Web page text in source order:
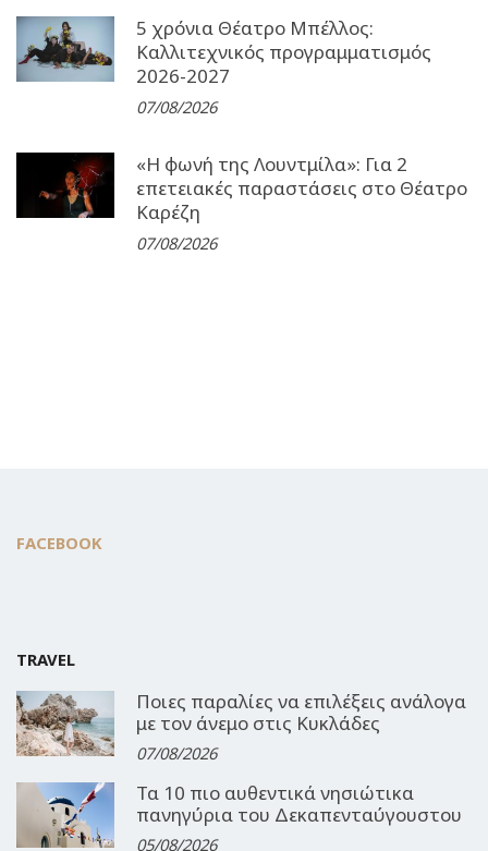
5 χρόνια Θέατρο Μπέλλος:
Καλλιτεχνικός προγραμματισμός
2026-2027
07/08/2026
«Η φωνή της Λουντμίλα»: Για 2
επετειακές παραστάσεις στο Θέατρο
Καρέζη
07/08/2026
FACEBOOK
TRAVEL
Ποιες παραλίες να επιλέξεις ανάλογα
με τον άνεμο στις Κυκλάδες
07/08/2026
Τα 10 πιο αυθεντικά νησιώτικα
πανηγύρια του Δεκαπενταύγουστου
05/08/2026